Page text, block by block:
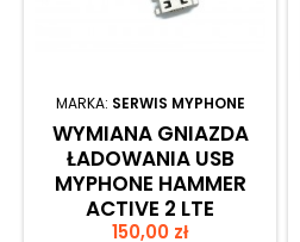
MARKA: SERWIS MYPHONE
WYMIANA GNIAZDA
ŁADOWANIA USB
MYPHONE HAMMER
ACTIVE 2 LTE
Cena
150,00 zł